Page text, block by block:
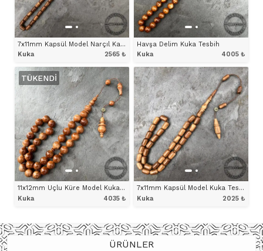
7x11mm Kapsül Model Narçıl Karışımlı Kuka Tesbih
Kuka
2565 ₺
ÜRÜNÜ İNCELE
Havşa Delim Kuka Tesbih
Kuka
4005₺
ÜRÜNÜ İNCELE
TÜKENDI
11x12mm Uçlu Küre Model Kuka Tesbih
Kuka
4035 ₺
ÜRÜNÜ İNCELE
7x11mm Kapsül Model Kuka Tesbih
Kuka
2025₺
ÜRÜNÜ İNCELE
ÜRÜNLER